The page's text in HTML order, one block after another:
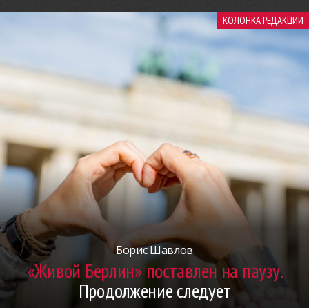
КОЛОНКА РЕДАКЦИИ
Борис Шавлов
«Живой Берлин» поставлен на паузу.
Продолжение следует